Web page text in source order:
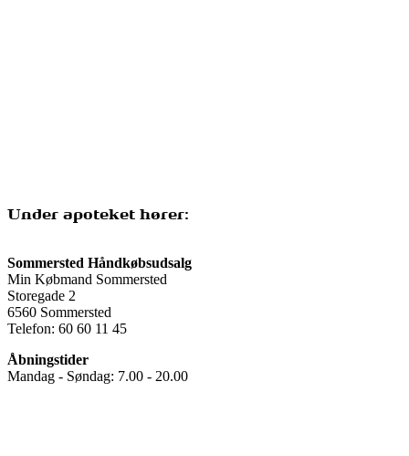
Under apoteket hører:
Sommersted Håndkøbsudsalg
Min Købmand Sommersted
Storegade 2
6560 Sommersted
Telefon: 60 60 11 45
Åbningstider
Mandag - Søndag: 7.00 - 20.00